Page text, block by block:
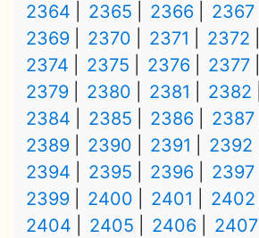
2364
2365 2366 2367
2369
2370 2371 2372
2374
2375 2376 2377
2379
2380 2381 2382
2384
2385 2386 2387
2389
2390 2391 2392
2394
2395 2396 2397
2399
2400 2401 2402
2404
2405 2406 2407